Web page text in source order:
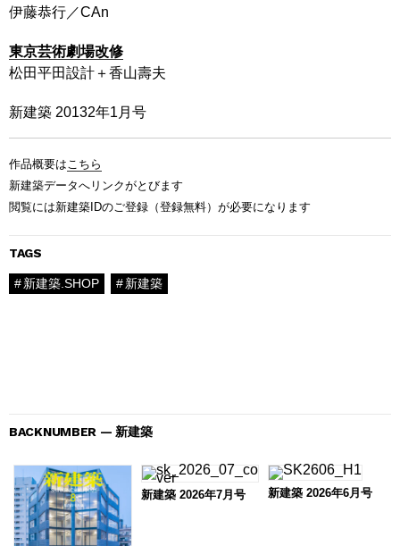
伊藤恭行／CAn
東京芸術劇場改修
松田平田設計＋香山壽夫
新建築 20132年1月号
作品概要は こちら
新建築データへリンクがとびます
閲覧には新建築IDのご登録（登録無料）が必要になります
TAGS
新建築.SHOP 新建築
BACKNUMBER — 新建築
新建築 2026年7月号 新建築 2026年6月号